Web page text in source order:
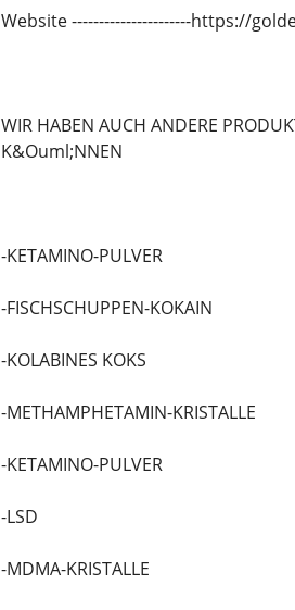
Website ----------------------https://
WIR HABEN AUCH ANDERE
K&Ouml;NNEN
-KETAMINO-PULVER
-FISCHSCHUPPEN-KOKAIN
-KOLABINES KOKS
-METHAMPHETAMIN-KRISTALLE
-KETAMINO-PULVER
-LSD
-MDMA-KRISTALLE